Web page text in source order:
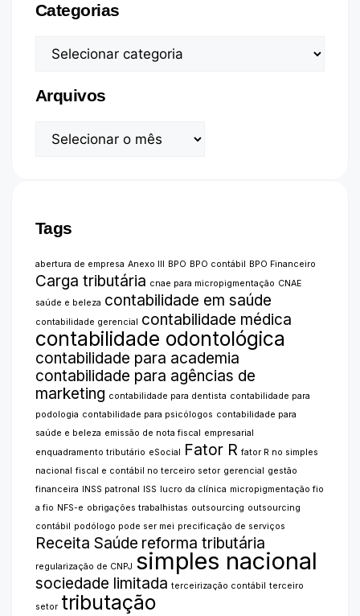
Categorias
Arquivos
Tags
abertura de empresa Anexo III BPO BPO contábil BPO Financeiro
Carga tributária cnae para micropigmentação CNAE
saúde e beleza contabilidade em saúde
contabilidade gerencial contabilidade médica
contabilidade odontológica
contabilidade para academia
contabilidade para agências de
marketing contabilidade para dentista contabilidade para
podologia contabilidade para psicólogos contabilidade para
saúde e beleza emissão de nota fiscal
empresarial
enquadramento tributário eSocial Fator R fator R no simples
nacional fiscal e contábil no terceiro setor gerencial
gestão
financeira
INSS patronal ISS lucro da clínica micropigmentação fio
a fio NFS-e obrigações trabalhistas outsourcing outsourcing
contábil
podólogo pode ser mei precificação de serviços
Receita Saúde reforma tributária
regularização de CNPJ simples nacional
sociedade limitada terceirização contábil
terceiro
setor tributação